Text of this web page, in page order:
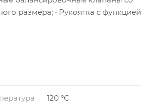
размера; • Рукоятка с функцией
резьбой. Ручные
техническим параметрам,
120 °С